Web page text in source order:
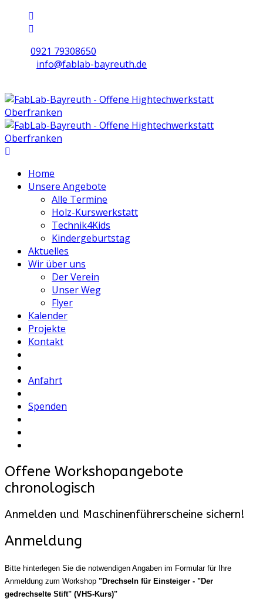
0921 79308650
info@fablab-bayreuth.de
Home
Unsere Angebote
Alle Termine
Holz-Kurswerkstatt
Technik4Kids
Kindergeburtstag
Aktuelles
Wir über uns
Der Verein
Unser Weg
Flyer
Kalender
Projekte
Kontakt
Anfahrt
Spenden
Offene Workshopangebote
chronologisch
Anmelden und Maschinenführerscheine sichern!
Anmeldung
Bitte hinterlegen Sie die notwendigen Angaben im Formular für Ihre
Anmeldung zum Workshop "Drechseln für Einsteiger - "Der
gedrechselte Stift" (VHS-Kurs)"